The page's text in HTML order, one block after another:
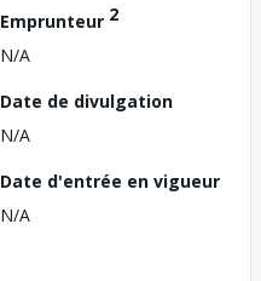
Emprunteur 2
N/A
Date de divulgation
N/A
Date d'entrée en vigueur
N/A